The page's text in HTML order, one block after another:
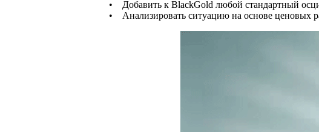
• Добавить к BlackGold любой стандартный
• Анализировать ситуацию на основе ценовых